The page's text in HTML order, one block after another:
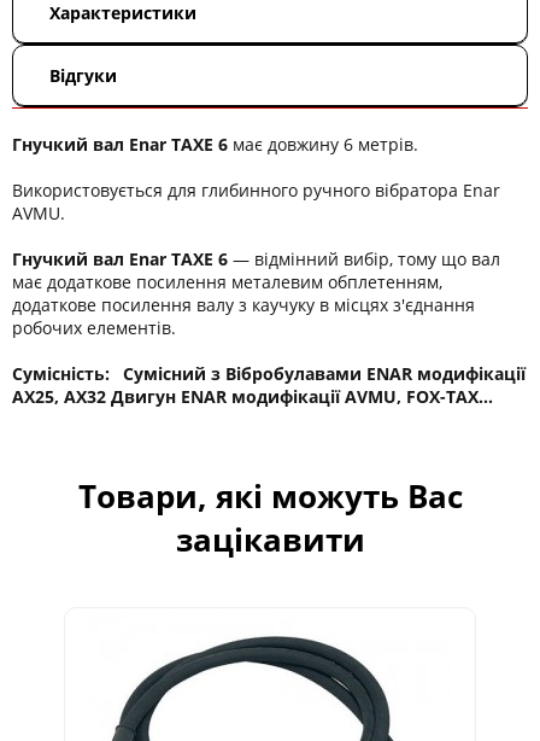
Характеристики
Відгуки
Гнучкий вал Enar TAXE 6 має довжину 6 метрів.
Використовується для глибинного ручного вібратора Enar
AVMU.
Гнучкий вал Enar TAXE 6 ― відмінний вибір, тому що вал
має додаткове посилення металевим обплетенням,
додаткове посилення валу з каучуку в місцях з'єднання
робочих елементів.
Сумісність: Сумісний з Вібробулавами ENAR модифікації
AX25, AX32 Двигун ENAR модифікації AVMU, FOX-TAX...
Товари, які можуть Вас
зацікавити